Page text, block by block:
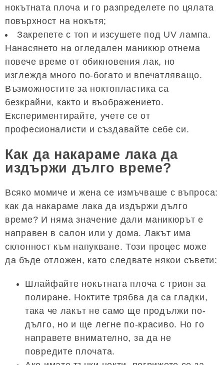
нокътната плоча и го разпределете по цялата
повърхност на нокътя;
Закрепете с топ и изсушете под UV лампа.
Нанасянето на огледален маникюр отнема
повече време от обикновения лак, но
изглежда много по-богато и впечатляващо.
Възможностите за ноктопластика са
безкрайни, както и въображението.
Експериментирайте, учете се от
професионалисти и създавайте себе си.
Как да накараме лака да
издържи дълго време?
Всяко момиче и жена се измъчваше с въпроса:
как да накараме лака да издържи дълго
време? И няма значение дали маникюрът е
направен в салон или у дома. Лакът има
склонност към напукване. Този процес може
да бъде отложен, като следвате някои съвети:
Шлайфайте нокътната плоча с трион за
полиране. Ноктите трябва да са гладки,
така че лакът не само ще продължи по-
дълго, но и ще легне по-красиво. Но го
направете внимателно, за да не
повредите плочата.